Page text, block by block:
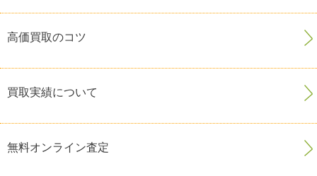
高価買取のコツ
買取実績について
無料オンライン査定